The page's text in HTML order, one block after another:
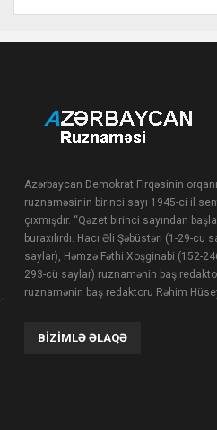
Azərbaycan Demokrat Firqəsinin
ruznaməsinin birinci sayı 1945-ci il
çıxmışdır. “Qəzet birinci sayından
buraxılırdı. Hacı Əli Şəbüstəri (1-29-
saylar), Həmzə Fəthi Xoşginabi (152-
293-cü saylar) ruznamənin baş
ruznamənin baş redaktoru Rəhim
BIZIMLƏ ƏLAQƏ